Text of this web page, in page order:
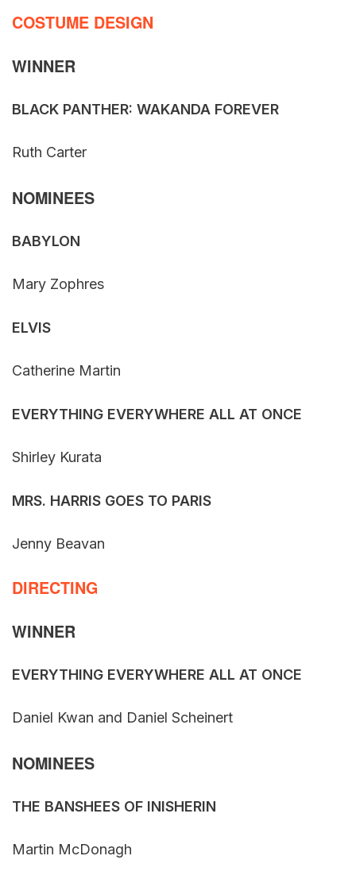
COSTUME DESIGN
WINNER
BLACK PANTHER: WAKANDA FOREVER
Ruth Carter
NOMINEES
BABYLON
Mary Zophres
ELVIS
Catherine Martin
EVERYTHING EVERYWHERE ALL AT ONCE
Shirley Kurata
MRS. HARRIS GOES TO PARIS
Jenny Beavan
DIRECTING
WINNER
EVERYTHING EVERYWHERE ALL AT ONCE
Daniel Kwan and Daniel Scheinert
NOMINEES
THE BANSHEES OF INISHERIN
Martin McDonagh